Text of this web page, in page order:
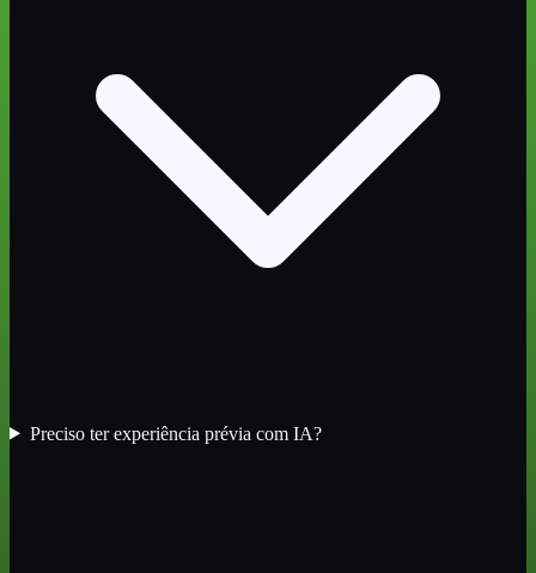
Preciso ter experiência prévia com IA?